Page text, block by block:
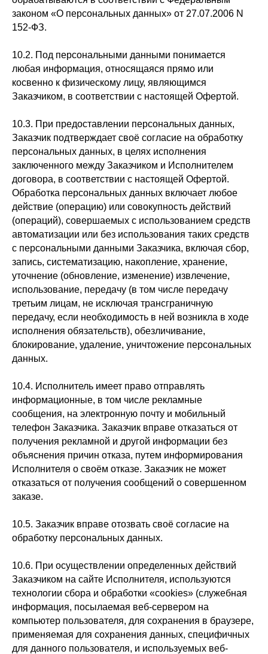
законом «О персональных данных» от 27.07.2006 N
152-ФЗ.
10.2. Под персональными данными понимается
любая информация, относящаяся прямо или
косвенно к физическому лицу, являющимся
Заказчиком, в соответствии с настоящей Офертой.
10.3. При предоставлении персональных данных,
Заказчик подтверждает своё согласие на обработку
персональных данных, в целях исполнения
заключенного между Заказчиком и Исполнителем
договора, в соответствии с настоящей Офертой.
Обработка персональных данных включает любое
действие (операцию) или совокупность действий
(операций), совершаемых с использованием средств
автоматизации или без использования таких средств
с персональными данными Заказчика, включая сбор,
запись, систематизацию, накопление, хранение,
уточнение (обновление, изменение) извлечение,
использование, передачу (в том числе передачу
третьим лицам, не исключая трансграничную
передачу, если необходимость в ней возникла в ходе
исполнения обязательств), обезличивание,
блокирование, удаление, уничтожение персональных
данных.
10.4. Исполнитель имеет право отправлять
информационные, в том числе рекламные
сообщения, на электронную почту и мобильный
телефон Заказчика. Заказчик вправе отказаться от
получения рекламной и другой информации без
объяснения причин отказа, путем информирования
Исполнителя о своём отказе. Заказчик не может
отказаться от получения сообщений о совершенном
заказе.
10.5. Заказчик вправе отозвать своё согласие на
обработку персональных данных.
10.6. При осуществлении определенных действий
Заказчиком на сайте Исполнителя, используются
технологии сбора и обработки «cookies» (служебная
информация, посылаемая веб-сервером на
компьютер пользователя, для сохранения в браузере,
применяемая для сохранения данных, специфичных
для данного пользователя, и используемых веб-